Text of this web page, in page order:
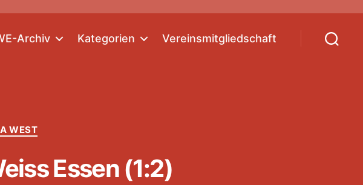
Archiv Kategorien Vereinsmitgliedschaft
WEST
Essen (1:2)